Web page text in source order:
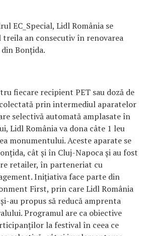
EC_Special, Lidl România se
an consecutiv în renovarea
Bonțida.
fiecare recipient PET sau doză de
prin intermediul aparatelor
selectivă automată amplasate în
Lidl România va dona câte 1 leu
monumentului. Aceste aparate se
cât și în Cluj-Napoca și au fost
retailer, în parteneriat cu
Inițiativa face parte din
First, prin care Lidl România
au propus să reducă amprenta
Programul are ca obiective
la festival în ceea ce